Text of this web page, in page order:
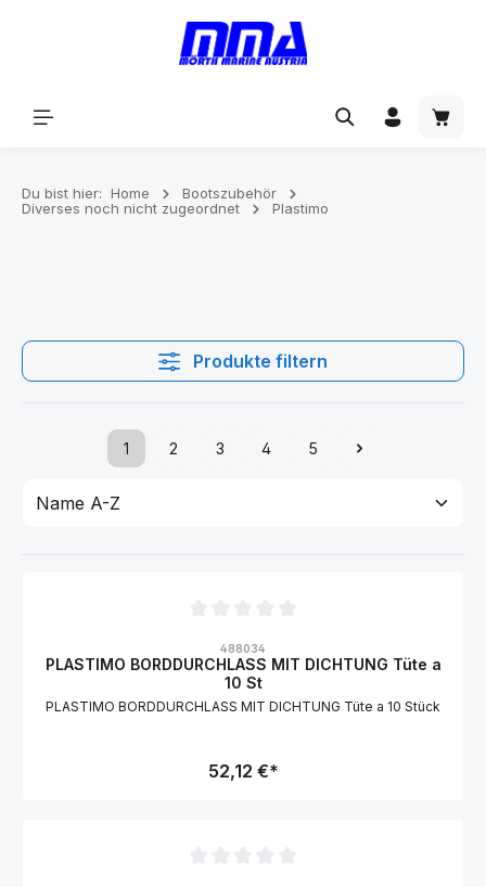
Du bist hier: Home
Bootszubehör
Diverses noch nicht zugeordnet
Plastimo
Produkte filtern
1 2 3 4 5
488034
PLASTIMO BORDDURCHLASS MIT DICHTUNG Tüte a
10 St
PLASTIMO BORDDURCHLASS MIT DICHTUNG Tüte a 10 Stück
52,12 €*